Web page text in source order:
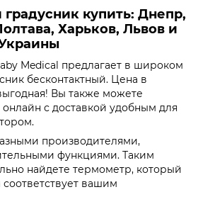
купить: Днепр,
Харьков, Львов и
Medical предлагает в широком
бесконтактный. Цена в
Вы также можете
онлайн с доставкой удобным для
производителями,
функциями. Таким
найдете термометр, который
вашим